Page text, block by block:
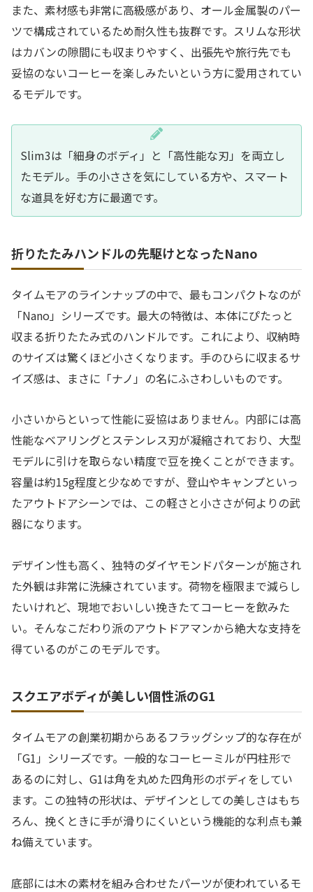
また、素材感も非常に高級感があり、オール金属製のパー
ツで構成されているため耐久性も抜群です。スリムな形状
はカバンの隙間にも収まりやすく、出張先や旅行先でも
妥協のないコーヒーを楽しみたいという方に愛用されてい
るモデルです。
Slim3は「細身のボディ」と「高性能な刃」を両立し
たモデル。手の小ささを気にしている方や、スマート
な道具を好む方に最適です。
折りたたみハンドルの先駆けとなったNano
タイムモアのラインナップの中で、最もコンパクトなのが
「Nano」シリーズです。最大の特徴は、本体にぴたっと
収まる折りたたみ式のハンドルです。これにより、収納時
のサイズは驚くほど小さくなります。手のひらに収まるサ
イズ感は、まさに「ナノ」の名にふさわしいものです。
小さいからといって性能に妥協はありません。内部には高
性能なベアリングとステンレス刃が凝縮されており、大型
モデルに引けを取らない精度で豆を挽くことができます。
容量は約15g程度と少なめですが、登山やキャンプといっ
たアウトドアシーンでは、この軽さと小ささが何よりの武
器になります。
デザイン性も高く、独特のダイヤモンドパターンが施され
た外観は非常に洗練されています。荷物を極限まで減らし
たいけれど、現地でおいしい挽きたてコーヒーを飲みた
い。そんなこだわり派のアウトドアマンから絶大な支持を
得ているのがこのモデルです。
スクエアボディが美しい個性派のG1
タイムモアの創業初期からあるフラッグシップ的な存在が
「G1」シリーズです。一般的なコーヒーミルが円柱形で
あるのに対し、G1は角を丸めた四角形のボディをしてい
ます。この独特の形状は、デザインとしての美しさはもち
ろん、挽くときに手が滑りにくいという機能的な利点も兼
ね備えています。
底部には木の素材を組み合わせたパーツが使われているモ